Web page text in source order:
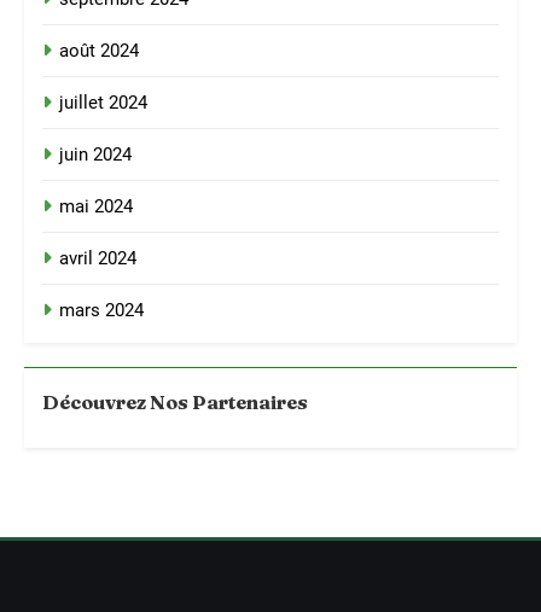
août 2024
juillet 2024
juin 2024
mai 2024
avril 2024
mars 2024
Découvrez Nos Partenaires